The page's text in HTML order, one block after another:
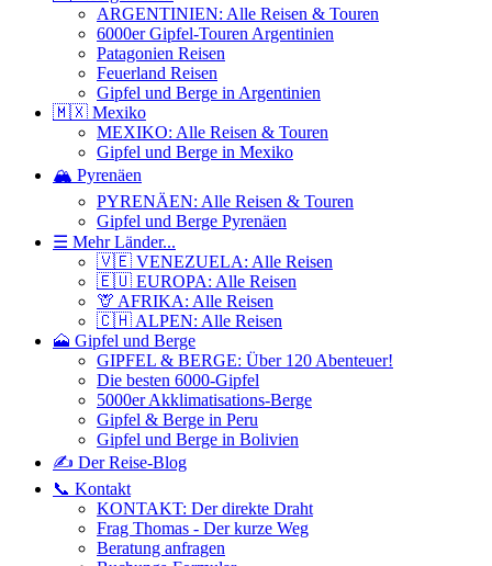
ARGENTINIEN: Alle Reisen & Touren
6000er Gipfel-Touren Argentinien
Patagonien Reisen
Feuerland Reisen
Gipfel und Berge in Argentinien
🇲🇽 Mexiko
MEXIKO: Alle Reisen & Touren
Gipfel und Berge in Mexiko
🏔️ Pyrenäen
PYRENÄEN: Alle Reisen & Touren
Gipfel und Berge Pyrenäen
☰ Mehr Länder...
🇻🇪 VENEZUELA: Alle Reisen
🇪🇺 EUROPA: Alle Reisen
🦒 AFRIKA: Alle Reisen
🇨🇭 ALPEN: Alle Reisen
🗻 Gipfel und Berge
GIPFEL & BERGE: Über 120 Abenteuer!
Die besten 6000-Gipfel
5000er Akklimatisations-Berge
Gipfel & Berge in Peru
Gipfel und Berge in Bolivien
✍️ Der Reise-Blog
📞 Kontakt
KONTAKT: Der direkte Draht
Frag Thomas - Der kurze Weg
Beratung anfragen